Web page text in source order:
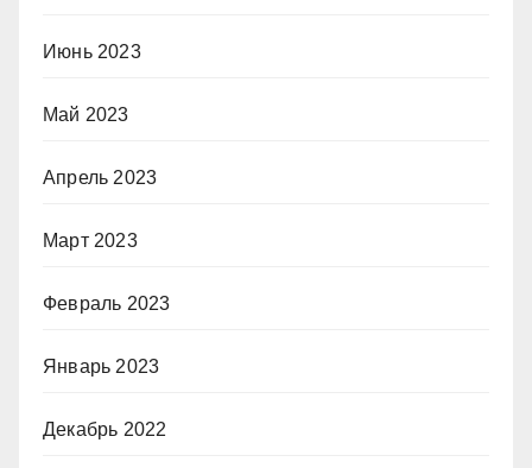
Июнь 2023
Май 2023
Апрель 2023
Март 2023
Февраль 2023
Январь 2023
Декабрь 2022